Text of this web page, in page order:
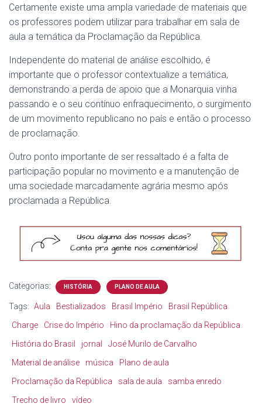
Certamente existe uma ampla variedade de materiais que
os professores podem utilizar para trabalhar em sala de
aula a temática da Proclamação da República.
Independente do material de análise escolhido, é
importante que o professor contextualize a temática,
demonstrando a perda de apoio que a Monarquia vinha
passando e o seu contínuo enfraquecimento, o surgimento
de um movimento republicano no país e então o processo
de proclamação.
Outro ponto importante de ser ressaltado é a falta de
participação popular no movimento e a manutenção de
uma sociedade marcadamente agrária mesmo após
proclamada a República.
Categorias: HISTÓRIA PLANO DE AULA
Tags: Aula Bestializados Brasil Império
Brasil República
Charge
Crise do Império
Hino da proclamação da República
História do Brasil
jornal
José Murilo de Carvalho
Material de análise
música
Plano de aula
Proclamação da República
sala de aula
samba enredo
Trecho de livro
vídeo